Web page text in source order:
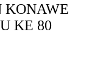
KONAWE
KE 80